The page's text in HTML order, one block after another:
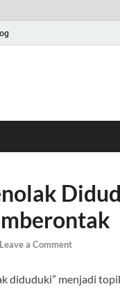
Leave a Comment
diduduki” menjadi